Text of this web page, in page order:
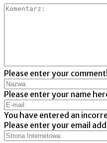
Please enter your
Please enter your name
You have entered an
Please enter your email